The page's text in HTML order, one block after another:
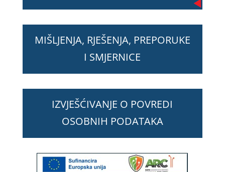
MIŠLJENJA, RJEŠENJA, PREPORUKE
I SMJERNICE
IZVJEŠĆIVANJE O POVREDI
OSOBNIH PODATAKA